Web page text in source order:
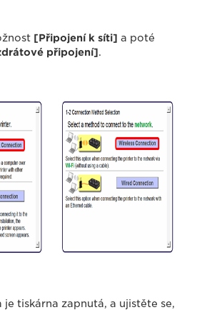
[Připojení k síti] a poté
připojení].
je tiskárna zapnutá, a ujistěte se,